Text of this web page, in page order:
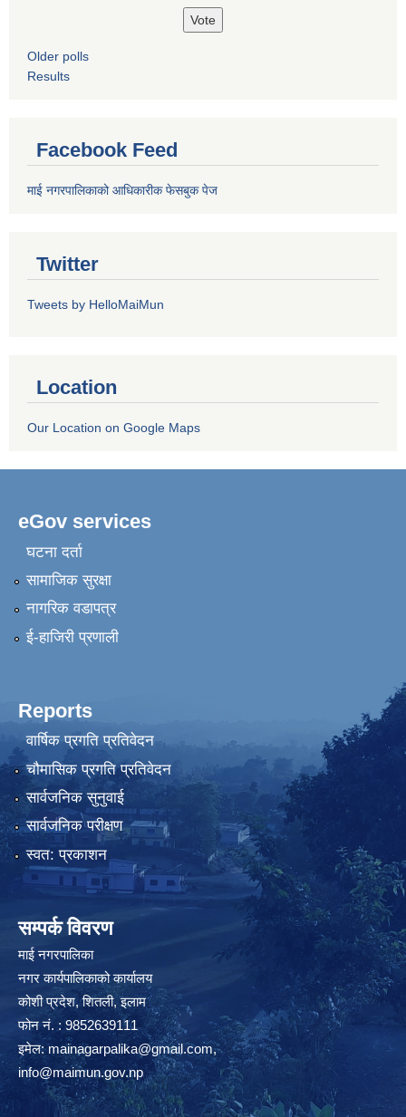
Older polls
Results
Facebook Feed
माई नगरपालिकाको आधिकारीक फेसबुक पेज
Twitter
Tweets by HelloMaiMun
Location
Our Location on Google Maps
eGov services
घटना दर्ता
सामाजिक सुरक्षा
नागरिक वडापत्र
ई-हाजिरी प्रणाली
Reports
वार्षिक प्रगति प्रतिवेदन
चौमासिक प्रगति प्रतिवेदन
सार्वजनिक सुनुवाई
सार्वजनिक परीक्षण
स्वत: प्रकाशन
सम्पर्क विवरण
माई नगरपालिका
नगर कार्यपालिकाको कार्यालय
कोशी प्रदेश, शितली, इलाम
फोन नं. : 9852639111
इमेल:mainagarpalika@gmail.com,
info@maimun.gov.np